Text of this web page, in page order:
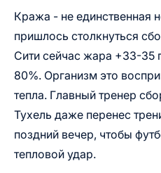
Кража - не единственная
пришлось столкнуться
Сити сейчас жара +33-35
80%. Организм это
тепла. Главный тренер
Тухель даже перенес
поздний вечер, чтобы
тепловой удар.